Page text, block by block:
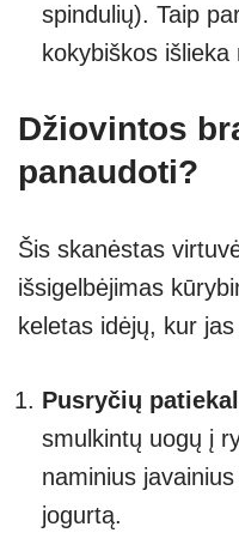
spindulių). Taip
kokybiškos
Džiovintos
panaudoti?
Šis skanėstas
išsigelbėjimas
keletas idėjų, kur
Pusryčių
smulkintų uogų į
naminius
jogurtą.